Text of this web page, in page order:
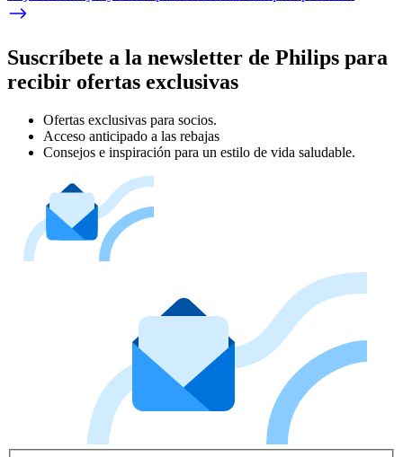
Suscríbete a la newsletter de Philips para
recibir ofertas exclusivas
Ofertas exclusivas para socios.
Acceso anticipado a las rebajas
Consejos e inspiración para un estilo de vida saludable.